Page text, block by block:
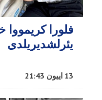
فلورا کریمووا
یئرلشدیریلدی
13 اییون 21:43